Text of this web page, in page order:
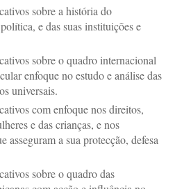
sobre a história do
e das suas instituições e
sobre o quadro internacional
enfoque no estudo e análise das
universais.
com enfoque nos direitos,
e das crianças, e nos
asseguram a sua protecção, defesa
sobre o quadro das